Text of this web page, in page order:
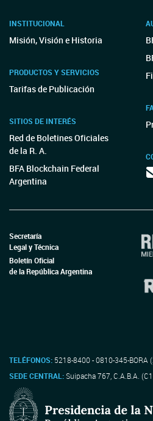
INSTITUCIONAL
Misión, Visión e Historia
PRODUCTOS Y SERVICIOS
Tarifas de Publicación
SITIOS DE INTERÉS
Red de Boletines Oficiales
de la R. A.
BFA Blockchain Federal
Argentina
Secretaría
Legal y Técnica
Boletín Oficial
de la República Argentina
TELÉFONOS: 5218-8400 - 0810-345-BORA
SEDE CENTRAL:Suipacha 767, C.A.B.A.